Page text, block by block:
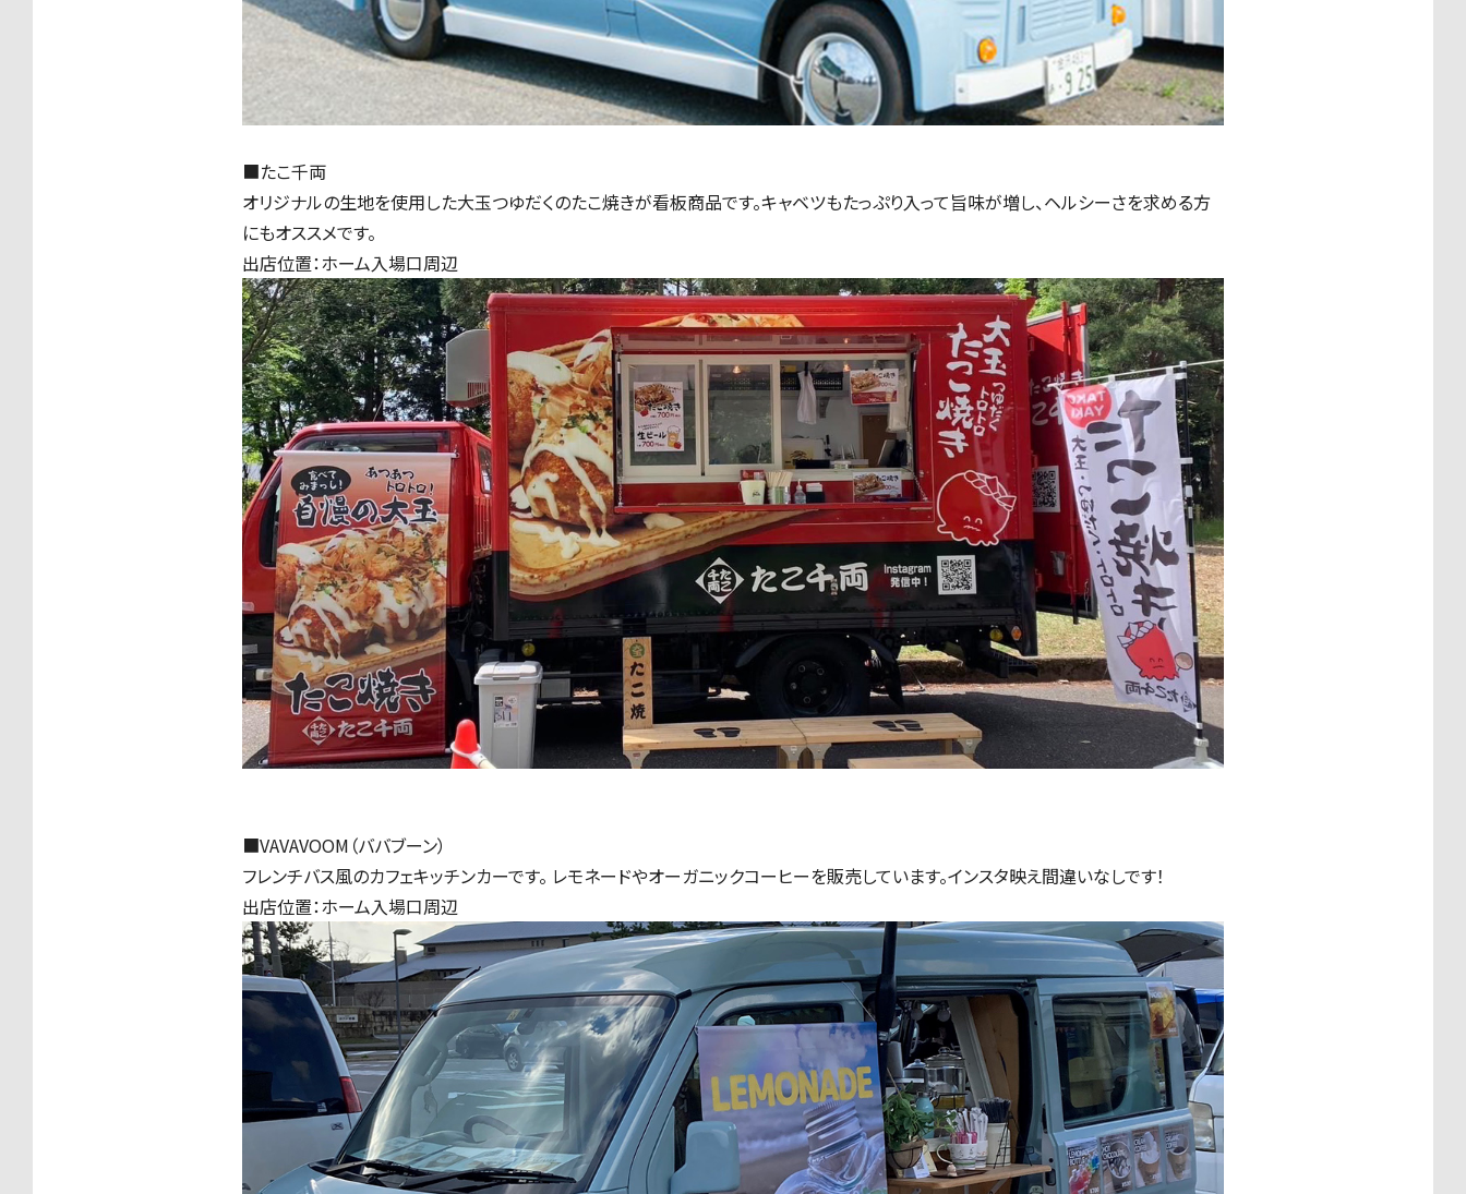
■たこ千両
オリジナルの生地を使用した大玉つゆだくのたこ焼きが看板商品です。キャベツもたっぷり入って旨味が増し、ヘルシーさを求める方
にもオススメです。
出店位置：ホーム入場口周辺
■VAVAVOOM（ババブーン）
フレンチバス風のカフェキッチンカーです。 レモネードやオーガニックコーヒーを販売しています。インスタ映え間違いなしです！
出店位置：ホーム入場口周辺